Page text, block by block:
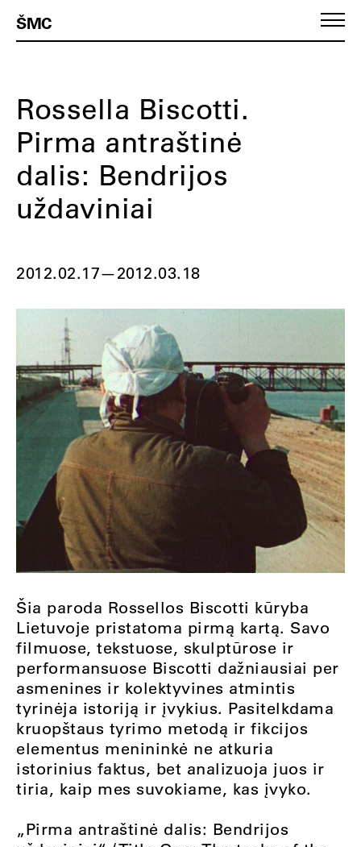
ŠMC
Rossella Biscotti.
Pirma antraštinė
dalis: Bendrijos
uždaviniai
2012.02.17—2012.03.18
Šia paroda Rossellos Biscotti kūryba
Lietuvoje pristatoma pirmą kartą. Savo
filmuose, tekstuose, skulptūrose ir
performansuose Biscotti dažniausiai per
asmenines ir kolektyvines atmintis
tyrinėja istoriją ir įvykius. Pasitelkdama
kruopštaus tyrimo metodą ir fikcijos
elementus menininkė ne atkuria
istorinius faktus, bet analizuoja juos ir
tiria, kaip mes suvokiame, kas įvyko.
„Pirma antraštinė dalis: Bendrijos